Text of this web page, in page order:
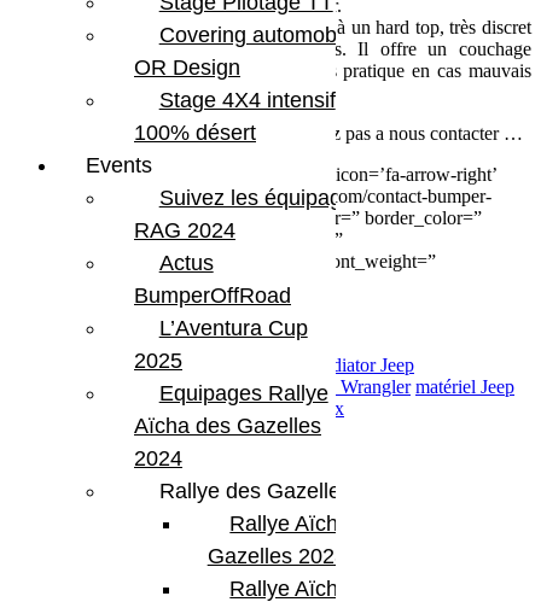
étanche à la pluie et facile à déployer.
Le toit
JKamper®, cellule intégrée à un hard top, très discret
et dépliable en quelques secondes. Il offre un couchage
double accessible de l’intérieur, très pratique en cas mauvais
temps.
Pour de plus amples informations, n’hésitez pas a nous contacter …
[button size=’small’ style=” text=’Contact’ icon=’fa-arrow-right’
icon_color=” link=’https://bumperoffroad.com/contact-bumper-
offroad/’ target=’_self’ color=” hover_color=” border_color=”
hover_border_color=” background_color=”
hover_background_color=” font_style=” font_weight=”
text_align=” margin=”]
bumperOffRoad Falcon
Gladiator Jeep
BumperOffroad
Jeep Jeep JK Jeep JL Jeep Wrangler matériel Jeep
Préparateur Jeep Préparation teraflex
Covering automobile –
OR Design
Stage 4X4 intensif
100% désert
Events
Suivez les équipages
RAG 2024
Actus
BumperOffRoad
L’Aventura Cup
2025
Equipages Rallye
Aïcha des Gazelles
2024
Rallye des Gazelles
Rallye Aïcha des
Gazelles 2023
Rallye Aïcha des